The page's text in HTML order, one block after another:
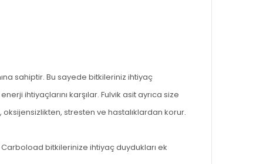
sahiptir. Bu sayede bitkileriniz ihtiyaç
ihtiyaçlarını karşılar. Fulvik asit ayrıca size
stresten ve hastalıklardan korur.
Carboload bitkilerinize ihtiyaç duydukları ek